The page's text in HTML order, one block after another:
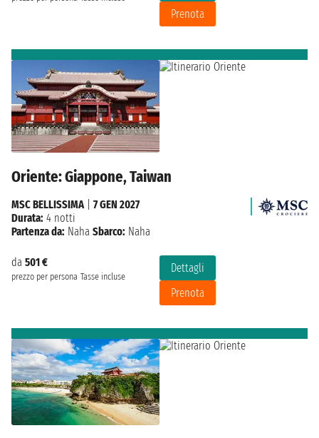
Prenota
Oriente: Giappone, Taiwan
da 501 €
prezzo per persona Tasse incluse
Dettagli
Prenota
MSC BELLISSIMA
7 GEN 2027
Durata: 4 notti
Partenza da: Naha Sbarco: Naha